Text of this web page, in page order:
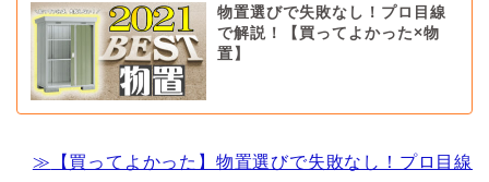
物置選びで失敗なし！プロ目線
で解説！【買ってよかった×物
置】
≫ 【買ってよかった】物置選びで失敗なし！プロ目線